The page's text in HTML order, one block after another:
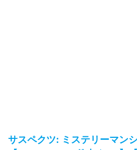
サスペクツ: ミステリーマン